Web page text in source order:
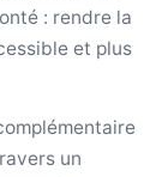
: rendre la
et plus
un